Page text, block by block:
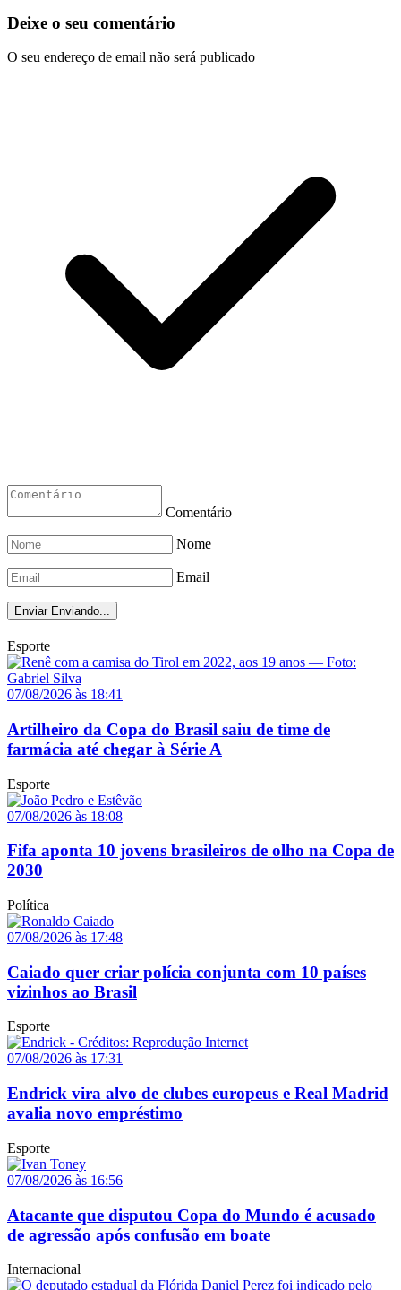
Deixe o seu comentário
O seu endereço de email não será publicado
Comentário
Nome
Email
Enviar Enviando...
Esporte
07/08/2026 às 18:41
Artilheiro da Copa do Brasil saiu de time de
farmácia até chegar à Série A
Esporte
07/08/2026 às 18:08
Fifa aponta 10 jovens brasileiros de olho na Copa de
2030
Política
07/08/2026 às 17:48
Caiado quer criar polícia conjunta com 10 países
vizinhos ao Brasil
Esporte
07/08/2026 às 17:31
Endrick vira alvo de clubes europeus e Real Madrid
avalia novo empréstimo
Esporte
07/08/2026 às 16:56
Atacante que disputou Copa do Mundo é acusado
de agressão após confusão em boate
Internacional